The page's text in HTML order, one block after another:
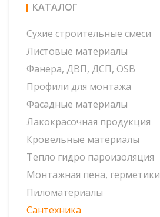
КАТАЛОГ
Сухие строительные смеси
Листовые материалы
Фанера, ДВП, ДСП, OSB
Профили для монтажа
Фасадные материалы
Лакокрасочная продукция
Кровельные материалы
Тепло гидро пароизоляция
Монтажная пена, герметики
Пиломатериалы
Сантехника